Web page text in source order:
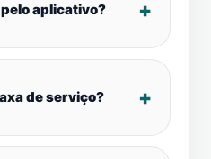
aplicativo?
de serviço?